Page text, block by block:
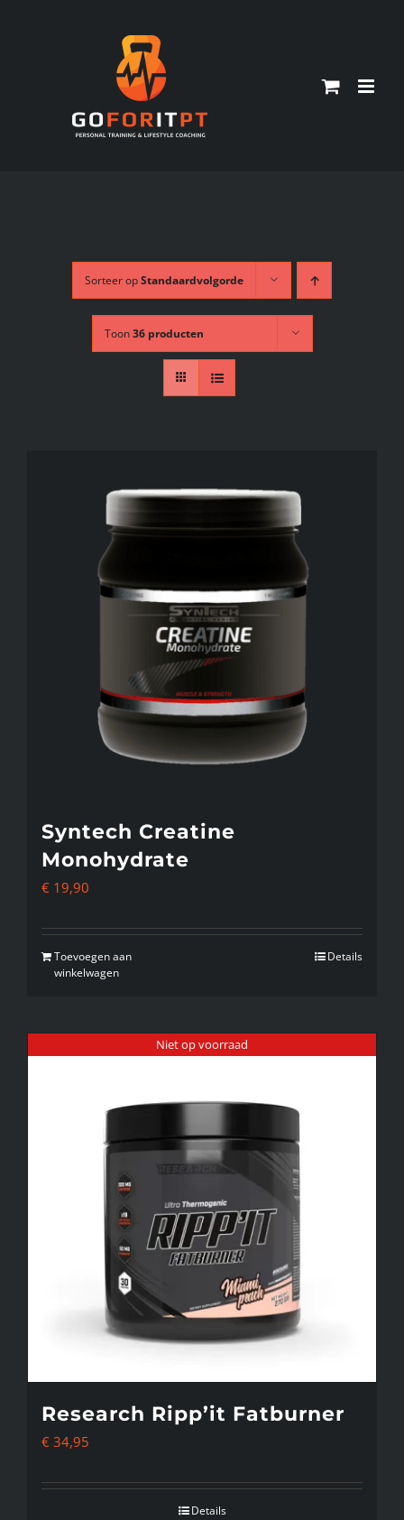
Sorteer opStandaardvolgorde
Toon36 producten
Syntech Creatine
Monohydrate
€ 19,90
Toevoegen aan
winkelwagen
Details
Niet op voorraad
Research Ripp’it Fatburner
€ 34,95
Details